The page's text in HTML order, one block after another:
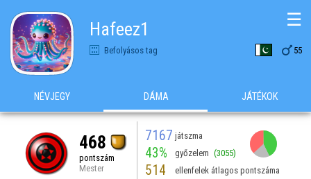
Hafeez1
Befolyásos tag  55
☰
NÉVJEGY DÁMA JÁTÉKOK
468
pontszám
Mester
7167 játszma
43% győzelem (3055)
514 ellenfelek átlagos pontszáma